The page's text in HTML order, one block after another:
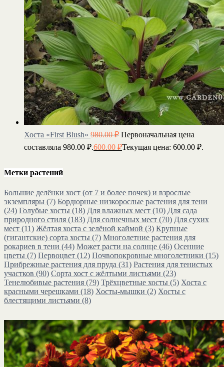
Хоста «First Blush» 980.00₽ Первоначальная цена
составляла 980.00 ₽.600.00 ₽Текущая цена: 600.00 ₽.
Метки растений
Большие делёнки хост (от 7 и более почек) и взрослые
экземпляры (7) Бордюрные низкорослые растения для тени
(24) Голубые хосты (18) Для влажных мест (10) Для сада
природного стиля (183) Для солнечных мест (70) Для сухих
мест (11) Жёлтая хоста с зелёной каймой (3) Крупные
(гигантские) сорта хосты (7) Многолетние растения для
рокариев в тени (44) Может расти на солнце (46) Осенние
цветы (7) Первоцвет (12) Почвопокровные многолетники (15)
Прибрежные растения для пруда (31) Растения для тенистых
участков (90) Сорта хост с жёлтыми листьями (23)
Тенелюбивые растения (79) Трёхцветные хосты (5) Хоста с
красными черешками (18) Хосты-мышки (2) Хосты с
блестящими листьями (8)